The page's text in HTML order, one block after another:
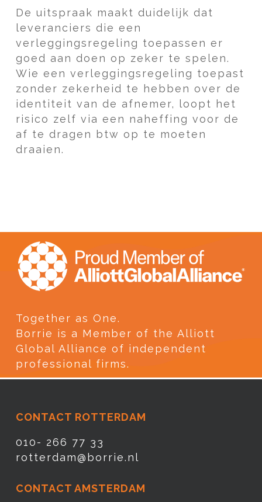
De uitspraak maakt duidelijk dat
leveranciers die een
verleggingsregeling toepassen er
goed aan doen op zeker te spelen.
Wie een verleggingsregeling toepast
zonder zekerheid te hebben over de
identiteit van de afnemer, loopt het
risico zelf via een naheffing voor de
af te dragen btw op te moeten
draaien.
Together as One.
Borrie is a Member of the Alliott
Global Alliance of independent
professional firms.
CONTACT ROTTERDAM
010- 266 77 33
rotterdam@borrie.nl
CONTACT AMSTERDAM